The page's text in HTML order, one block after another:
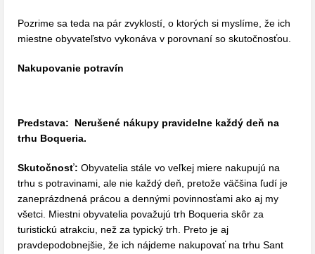
Pozrime sa teda na pár zvyklostí, o ktorých si myslíme, že ich
miestne obyvateľstvo vykonáva v porovnaní so skutočnosťou.
Nakupovanie potravín
Predstava: Nerušené nákupy pravidelne každý deň na
trhu Boqueria.
Skutočnosť: Obyvatelia stále vo veľkej miere nakupujú na
trhu s potravinami, ale nie každý deň, pretože väčšina ľudí je
zaneprázdnená prácou a dennými povinnosťami ako aj my
všetci. Miestni obyvatelia považujú trh Boqueria skôr za
turistickú atrakciu, než za typický trh. Preto je aj
pravdepodobnejšie, že ich nájdeme nakupovať na trhu Sant